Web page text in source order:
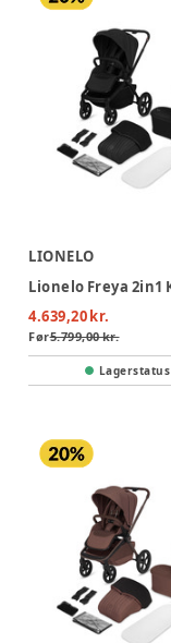
LIONELO
4.639,20 kr.
Før5.799,00 kr.
Lagerstatus